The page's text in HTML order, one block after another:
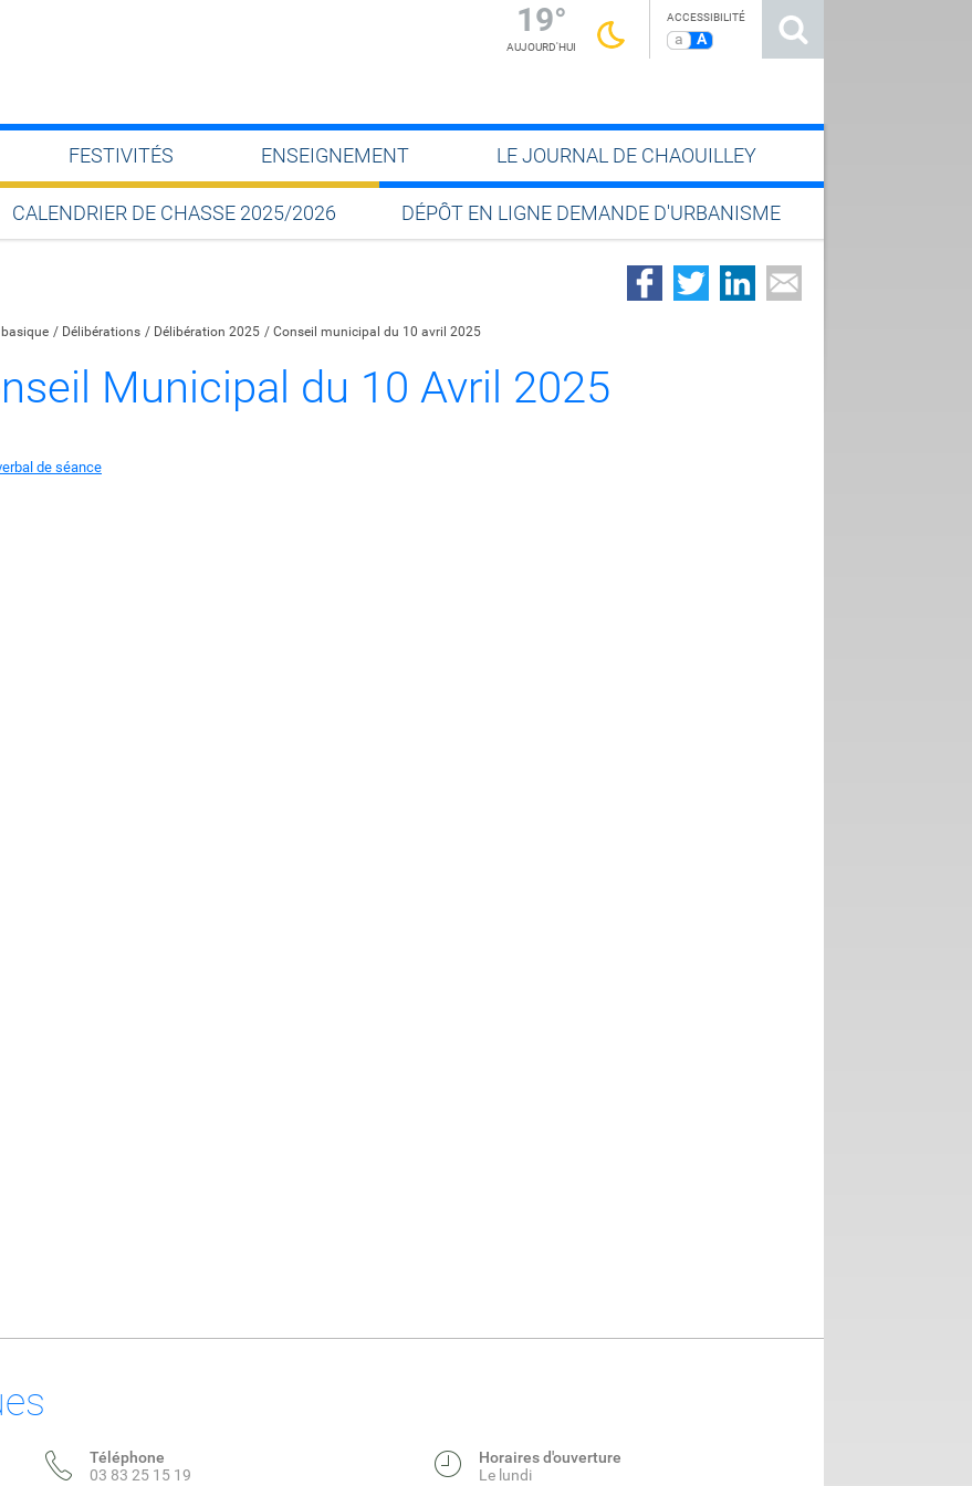
19°
AUJOURD'HUI
ACCESSIBILITÉ
a A
FESTIVITÉS ENSEIGNEMENT LE JOURNAL DE CHAOUILLEY
CALENDRIER DE CHASSE 2025/2026 DÉPÔT EN LIGNE DEMANDE D'URBANISME
Délibérations Délibération 2025 Conseil municipal du 10 avril 2025
Municipal du 10 Avril 2025
de séance
Téléphone
03 83 25 15 19
Horaires d'ouverture
Le lundi